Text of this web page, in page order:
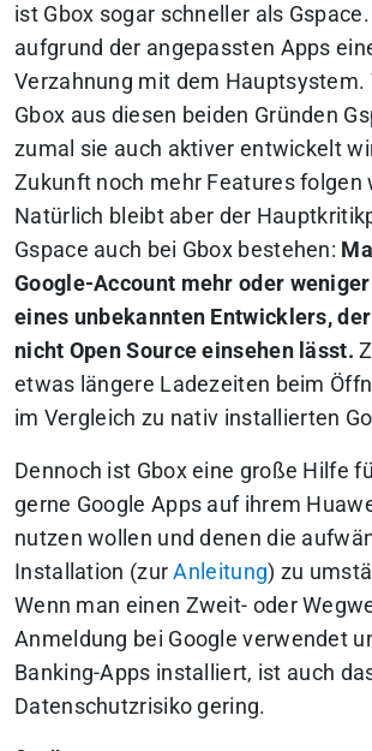
ist Gbox sogar schneller als
aufgrund der angepassten Apps
Verzahnung mit dem Hauptsystem.
Gbox aus diesen beiden Gründen
zumal sie auch aktiver entwickelt
Zukunft noch mehr Features folgen
Natürlich bleibt aber der
Gspace auch bei Gbox bestehen:
Google-Account mehr oder
eines unbekannten Entwicklers,
nicht Open Source einsehen lässt.
etwas längere Ladezeiten beim
im Vergleich zu nativ installierten
Dennoch ist Gbox eine große Hilfe
gerne Google Apps auf ihrem
nutzen wollen und denen die
Installation (zurAnleitung) zu
Wenn man einen Zweit- oder
Anmeldung bei Google verwendet
Banking-Apps installiert, ist auch
Datenschutzrisiko gering.